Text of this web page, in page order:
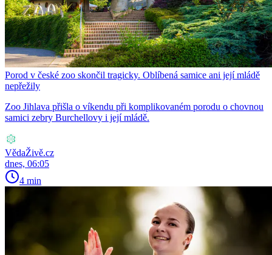
Porod v české zoo skončil tragicky. Oblíbená samice ani její mládě
nepřežily
Zoo Jihlava přišla o víkendu při komplikovaném porodu o chovnou
samici zebry Burchellovy i její mládě.
VědaŽivě.cz
dnes, 06:05
4 min